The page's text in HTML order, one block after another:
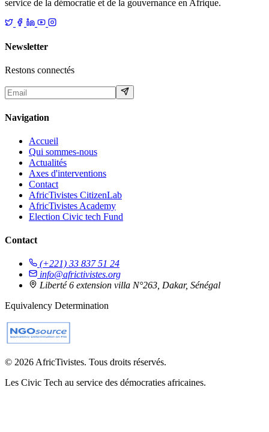
service de la démocratie et de la gouvernance en Afrique.
Newsletter
Restons connectés
Navigation
Accueil
Qui sommes-nous
Actualités
Axes d'interventions
Contact
AfricTivistes CitizenLab
AfricTivistes Academy
Election Civic tech Fund
Contact
(+221) 33 837 51 24
info@africtivistes.org
Liberté 6 extension villa N°263, Dakar, Sénégal
Equivalency Determination
© 2026 AfricTivistes. Tous droits réservés.
Les Civic Tech au service des démocraties africaines.